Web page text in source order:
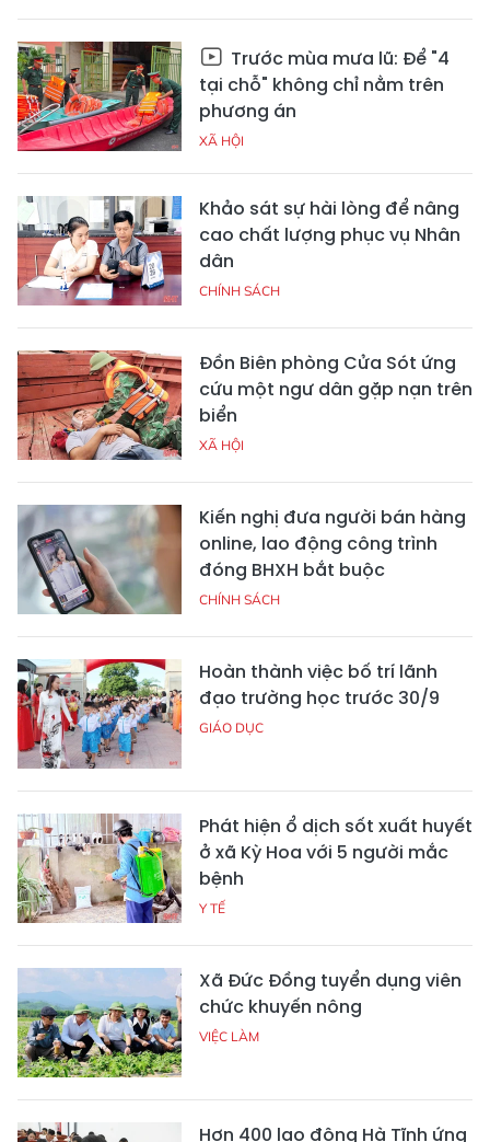
Trước mùa mưa lũ: Để "4
tại chỗ" không chỉ nằm trên
phương án
XÃ HỘI
Khảo sát sự hài lòng để nâng
cao chất lượng phục vụ Nhân
dân
CHÍNH SÁCH
Đồn Biên phòng Cửa Sót ứng
cứu một ngư dân gặp nạn trên
biển
XÃ HỘI
Kiến nghị đưa người bán hàng
online, lao động công trình
đóng BHXH bắt buộc
CHÍNH SÁCH
Hoàn thành việc bố trí lãnh
đạo trường học trước 30/9
GIÁO DỤC
Phát hiện ổ dịch sốt xuất huyết
ở xã Kỳ Hoa với 5 người mắc
bệnh
Y TẾ
Xã Đức Đồng tuyển dụng viên
chức khuyến nông
VIỆC LÀM
Hơn 400 lao động Hà Tĩnh ứng